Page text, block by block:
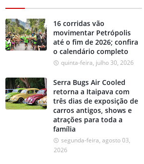
16 corridas vão
movimentar Petrópolis
até o fim de 2026; confira
o calendário completo
quinta-feira, julho 30, 2026
Serra Bugs Air Cooled
retorna a Itaipava com
três dias de exposição de
carros antigos, shows e
atrações para toda a
família
segunda-feira, agosto 03,
2026